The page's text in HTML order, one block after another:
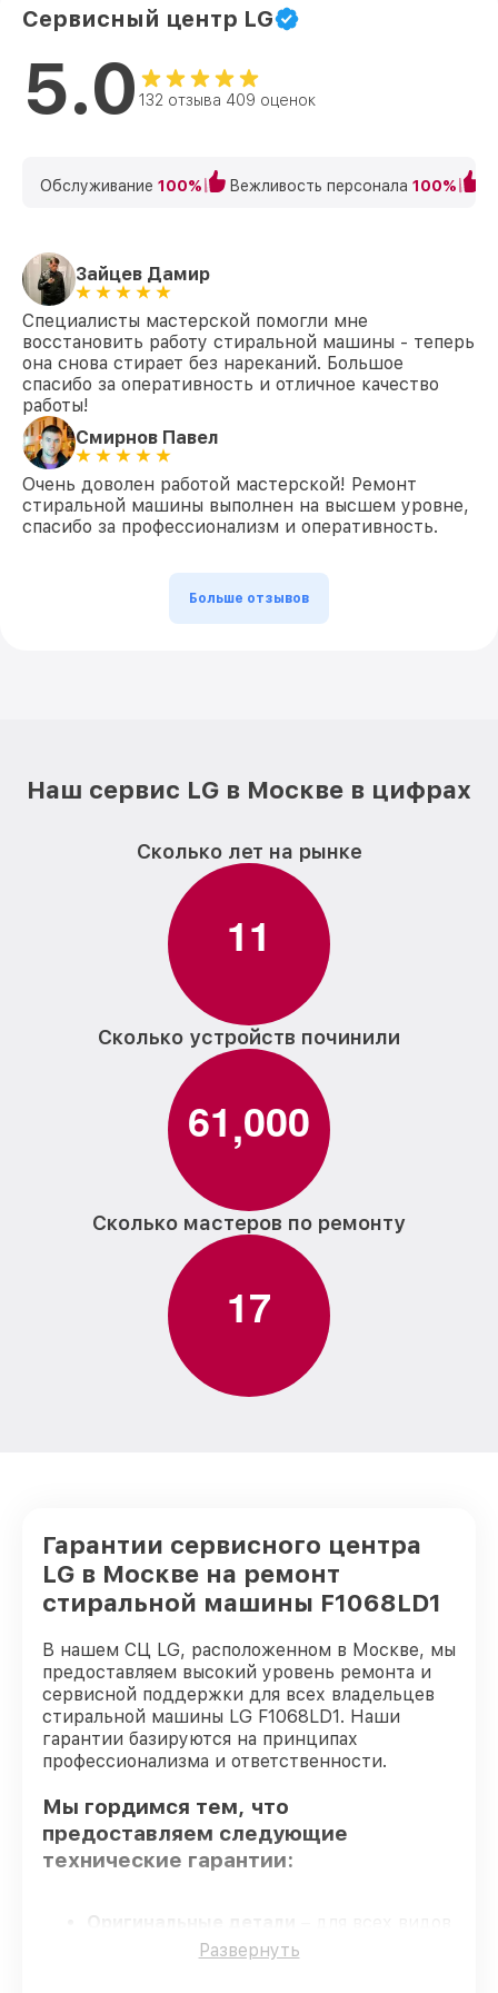
Замена циркуляционного насоса
F1068LD1 LG
Замена сливного шланга F1068LD1 LG
Замена сливного насоса F1068LD1 LG
Сервисный центр LG
5.0 132 отзыва 409 оценок
Обслуживание 100% Вежливость персонала 100%
Зайцев Дамир
Специалисты мастерской помогли мне
восстановить работу стиральной машины - теперь
она снова стирает без нареканий. Большое
спасибо за оперативность и отличное качество
работы!
Смирнов Павел
Очень доволен работой мастерской! Ремонт
стиральной машины выполнен на высшем уровне,
спасибо за профессионализм и оперативность.
Больше отзывов
Наш сервис LG в Москве в цифрах
Сколько лет на рынке
11
Сколько устройств починили
61,000
Сколько мастеров по ремонту
17
Гарантии сервисного центра
LG в Москве на ремонт
стиральной машины F1068LD1
В нашем СЦ LG, расположенном в Москве, мы
предоставляем высокий уровень ремонта и
сервисной поддержки для всех владельцев
стиральной машины LG F1068LD1. Наши
гарантии базируются на принципах
профессионализма и ответственности.
Мы гордимся тем, что
предоставляем следующие
технические гарантии:
Оригинальные детали
сервиса применяются исключительно
Развернуть